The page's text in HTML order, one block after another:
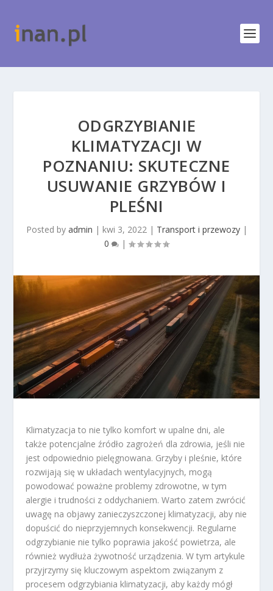
ODGRZYBIANIE
KLIMATYZACJI W
POZNANIU: SKUTECZNE
USUWANIE GRZYBÓW I
PLEŚNI
Posted by admin | kwi 3, 2022| Transport i przewozy|
0
|
Klimatyzacja to nie tylko komfort w upalne dni, ale
także potencjalne źródło zagrożeń dla zdrowia, jeśli nie
jest odpowiednio pielęgnowana. Grzyby i pleśnie, które
rozwijają się w układach wentylacyjnych, mogą
powodować poważne problemy zdrowotne, w tym
alergie i trudności z oddychaniem. Warto zatem zwrócić
uwagę na objawy zanieczyszczonej klimatyzacji, aby nie
dopuścić do nieprzyjemnych konsekwencji. Regularne
odgrzybianie nie tylko poprawia jakość powietrza, ale
również wydłuża żywotność urządzenia. W tym artykule
przyjrzymy się kluczowym aspektom związanym z
procesem odgrzybiania klimatyzacji, aby każdy mógł